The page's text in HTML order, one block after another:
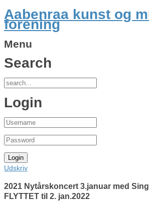
Aabenraa kunst og
forening
Menu
Search
Login
Udskriv
2021 Nytårskoncert 3.januar med
FLYTTET til 2. jan.2022